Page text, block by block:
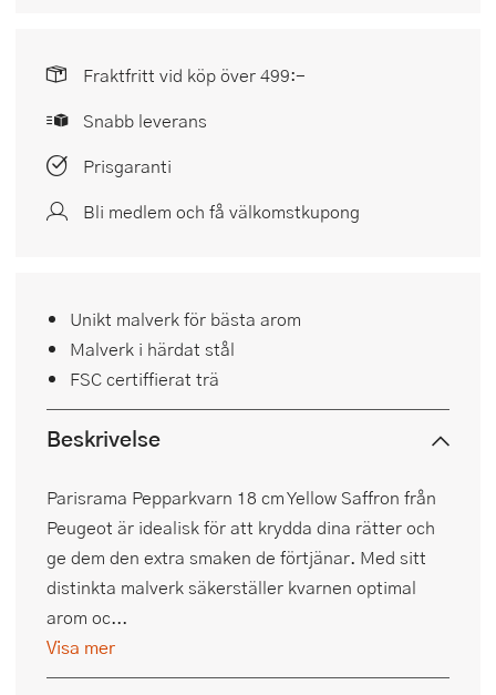
Fraktfritt vid köp över 499:-
Snabb leverans
Prisgaranti
Bli medlem och få välkomstkupong
Unikt malverk för bästa arom
Malverk i härdat stål
FSC certiffierat trä
Beskrivelse
Parisrama Pepparkvarn 18 cm Yellow Saffron från
Peugeot är idealisk för att krydda dina rätter och
ge dem den extra smaken de förtjänar. Med sitt
distinkta malverk säkerställer kvarnen optimal
arom oc...
Visa mer